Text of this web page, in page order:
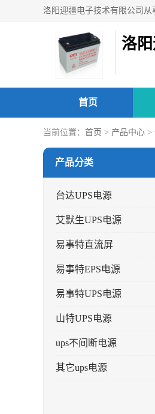
洛
首页
当前位置： 首页 > 产品中心 >
产品分类
台达UPS电源
艾默生UPS电源
易事特直流屏
易事特EPS电源
易事特UPS电源
山特UPS电源
ups不间断电源
其它ups电源